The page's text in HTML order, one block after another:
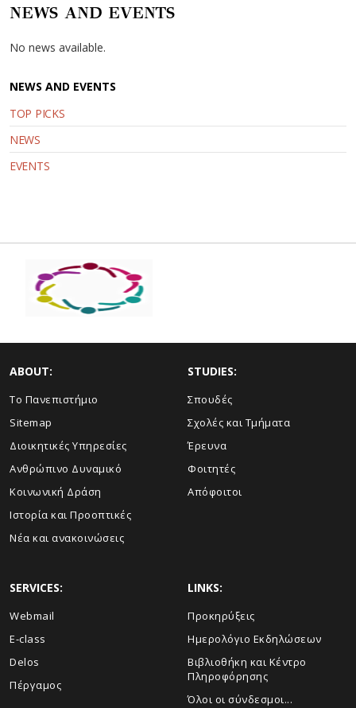
NEWS AND EVENTS
No news available.
NEWS AND EVENTS
TOP PICKS
NEWS
EVENTS
ABOUT:
Το Πανεπιστήμιο
Sitemap
Διοικητικές Υπηρεσίες
Ανθρώπινο Δυναμικό
Κοινωνική Δράση
Ιστορία και Προοπτικές
Νέα και ανακοινώσεις
STUDIES:
Σπουδές
Σχολές και Τμήματα
Έρευνα
Φοιτητές
Απόφοιτοι
SERVICES:
Webmail
E-class
Delos
Πέργαμος
LINKS:
Προκηρύξεις
Ημερολόγιο Εκδηλώσεων
Βιβλιοθήκη και Κέντρο
Πληροφόρησης
Όλοι οι σύνδεσμοι...